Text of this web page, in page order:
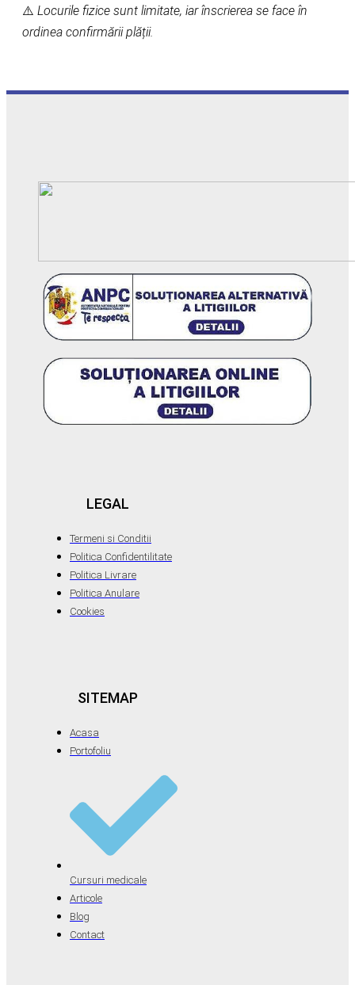
⚠️ Locurile fizice sunt limitate, iar înscrierea se face în
ordinea confirmării plății.
LEGAL
Termeni si Conditii
Politica Confidentilitate
Politica Livrare
Politica Anulare
Cookies
SITEMAP
Acasa
Portofoliu
Cursuri medicale
Articole
Blog
Contact